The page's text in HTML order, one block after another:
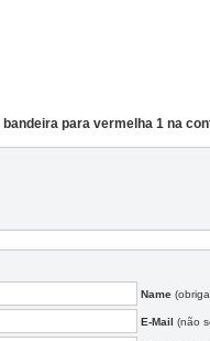
bandeira para vermelha 1 na
Name
E-Mail (não